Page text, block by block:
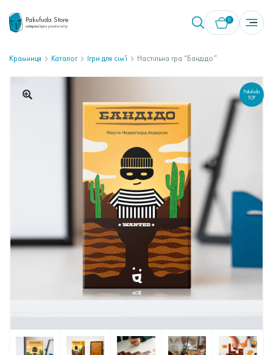
Pakufuda Store
найкращі ігри з усього світу
0
У кошику немає товарів.
Крамниця Каталог Ігри для сім’ї Настільна гра “Бандідо”
Pakufuda
TOP